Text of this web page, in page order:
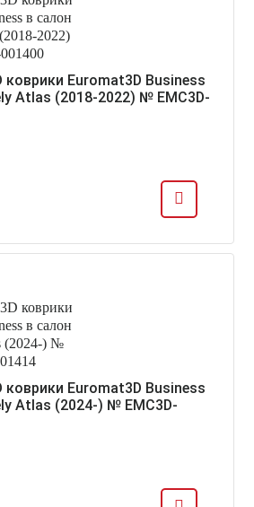
коврики Euromat3D Business
Atlas (2018-2022) № EMC3D-
коврики Euromat3D Business
Atlas (2024-) № EMC3D-